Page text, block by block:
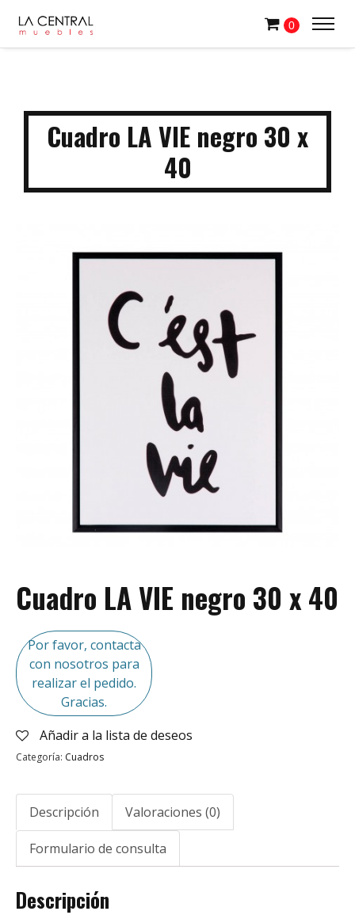
0
Cuadro LA VIE negro 30 x
40
Cuadro LA VIE negro 30 x 40
Por favor, contacta
con nosotros para
realizar el pedido.
Gracias.
Añadir a la lista de deseos
Categoría: Cuadros
Descripción Valoraciones (0)
Formulario de consulta
Descripción